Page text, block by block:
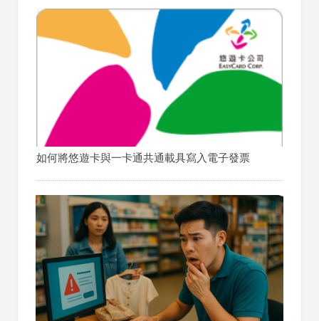
如何將悠遊卡與一卡通共通載具寫入電子發票